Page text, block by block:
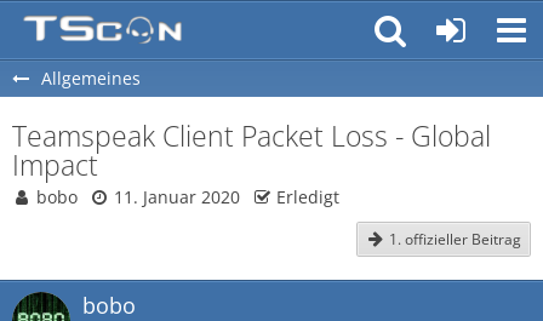
Allgemeines
Teamspeak Client Packet Loss - Global
Impact
bobo 11. Januar 2020 Erledigt
1. offizieller Beitrag
bobo